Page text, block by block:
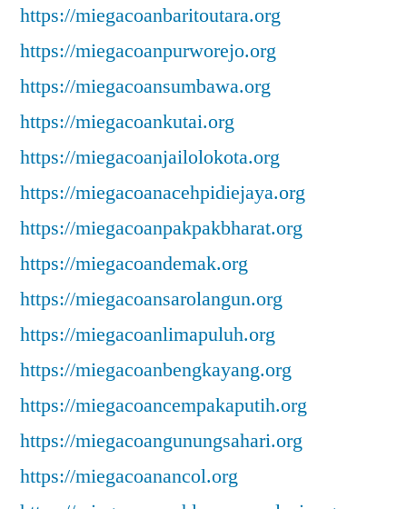
https://miegacoanbaritoutara.org
https://miegacoanpurworejo.org
https://miegacoansumbawa.org
https://miegacoankutai.org
https://miegacoanjailolokota.org
https://miegacoanacehpidiejaya.org
https://miegacoanpakpakbharat.org
https://miegacoandemak.org
https://miegacoansarolangun.org
https://miegacoanlimapuluh.org
https://miegacoanbengkayang.org
https://miegacoancempakaputih.org
https://miegacoangunungsahari.org
https://miegacoanancol.org